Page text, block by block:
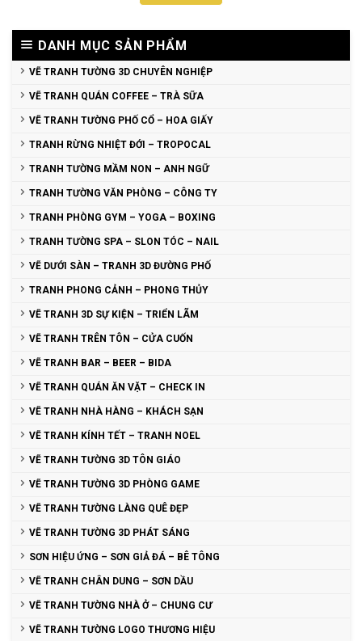
DANH MỤC SẢN PHẨM
VẼ TRANH TƯỜNG 3D CHUYÊN NGHIỆP
VẼ TRANH QUÁN COFFEE – TRÀ SỮA
VẼ TRANH TƯỜNG PHỐ CỔ – HOA GIẤY
TRANH RỪNG NHIỆT ĐỚI – TROPOCAL
TRANH TƯỜNG MẦM NON – ANH NGỮ
TRANH TƯỜNG VĂN PHÒNG – CÔNG TY
TRANH PHÒNG GYM – YOGA – BOXING
TRANH TƯỜNG SPA – SLON TÓC – NAIL
VẼ DƯỚI SÀN – TRANH 3D ĐƯỜNG PHỐ
TRANH PHONG CẢNH – PHONG THỦY
VẼ TRANH 3D SỰ KIỆN – TRIỂN LÃM
VẼ TRANH TRÊN TÔN – CỬA CUỐN
VẼ TRANH BAR – BEER – BIDA
VẼ TRANH QUÁN ĂN VẶT – CHECK IN
VẼ TRANH NHÀ HÀNG – KHÁCH SẠN
VẼ TRANH KÍNH TẾT – TRANH NOEL
VẼ TRANH TƯỜNG 3D TÔN GIÁO
VẼ TRANH TƯỜNG 3D PHÒNG GAME
VẼ TRANH TƯỜNG LÀNG QUÊ ĐẸP
VẼ TRANH TƯỜNG 3D PHÁT SÁNG
SƠN HIỆU ỨNG – SƠN GIẢ ĐÁ – BÊ TÔNG
VẼ TRANH CHÂN DUNG – SƠN DẦU
VẼ TRANH TƯỜNG NHÀ Ở – CHUNG CƯ
VẼ TRANH TƯỜNG LOGO THƯƠNG HIỆU